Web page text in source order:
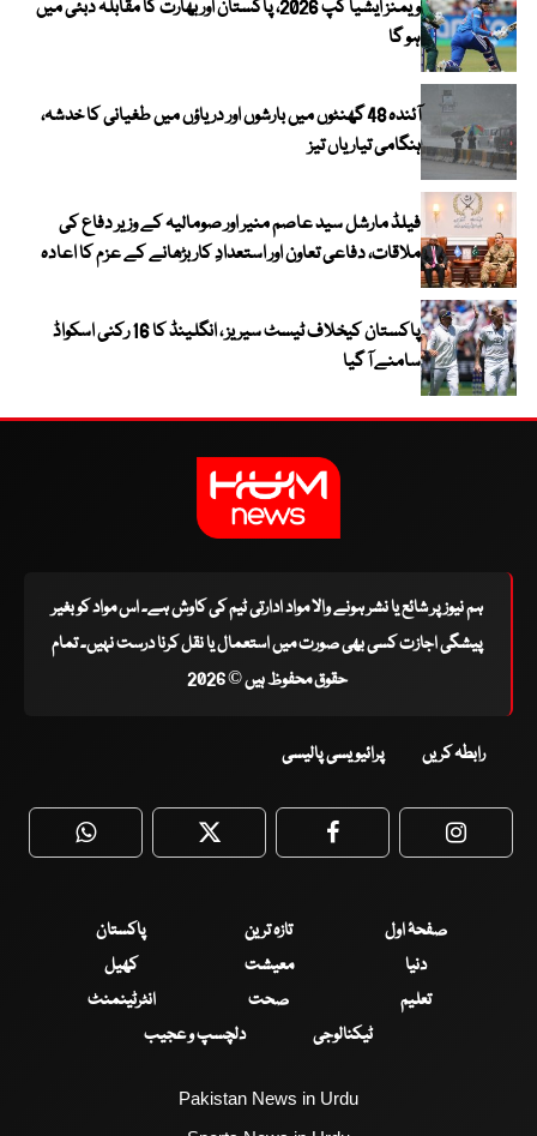
ویمنز ایشیا کپ 2026، پاکستان اور بھارت کا مقابلہ دبئی میں
ہو گا
آئندہ 48 گھنٹوں میں بارشوں اور دریاؤں میں طغیانی کا خدشہ،
ہنگامی تیاریاں تیز
فیلڈ مارشل سید عاصم منیر اور صومالیہ کے وزیر دفاع کی
ملاقات، دفاعی تعاون اور استعدادِ کار بڑھانے کے عزم کا اعادہ
پاکستان کیخلاف ٹیسٹ سیریز ، انگلینڈ کا 16 رکنی اسکواڈ
سامنے آ گیا
ہم نیوز پر شائع یا نشر ہونے والا مواد ادارتی ٹیم کی کاوش ہے۔ اس مواد کو بغیر
پیشگی اجازت کسی بھی صورت میں استعمال یا نقل کرنا درست نہیں۔ تمام
حقوق محفوظ ہیں © 2026
رابطہ کریں پرائیویسی پالیسی
WhatsApp Twitter Facebook
صفحۂ اول تازہ ترین
پاکستان
دنیا
معیشت
کھیل
تعلیم
صحت
انٹرٹینمنٹ
ٹیکنالوجی
دلچسپ و عجیب
Pakistan News in Urdu